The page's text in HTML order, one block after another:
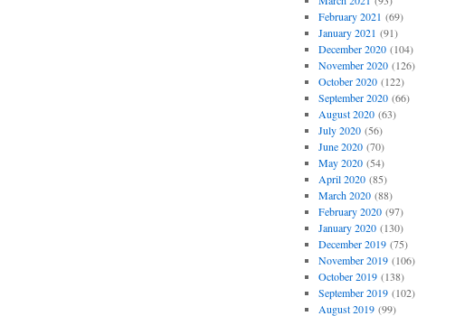
February 2021 (69)
January 2021 (91)
December 2020(104)
November 2020(126)
October 2020(122)
September 2020(66)
August 2020(63)
July 2020(56)
June 2020(70)
May 2020(54)
April 2020(85)
March 2020(88)
February 2020(97)
January 2020(130)
December 2019(75)
November 2019(106)
October 2019(138)
September 2019(102)
August 2019(99)